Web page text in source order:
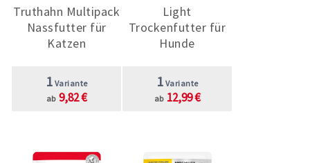
Truthahn Multipack
Nassfutter für
Katzen
1 Variante
ab 9,82 €
Light
Trockenfutter für
Hunde
1 Variante
ab 12,99 €